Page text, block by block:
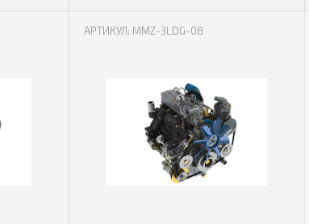
АРТИКУЛ: MMZ-3LDG-08